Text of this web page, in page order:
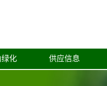
化 供应信息